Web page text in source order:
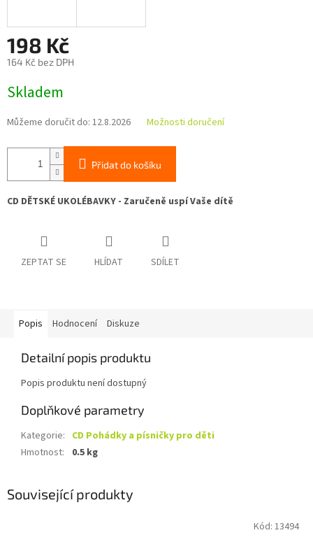
198 Kč
164 Kč bez DPH
cena:
Skladem
Můžeme doručit do: 12.8.2026 Možnosti doručení
Přidat do košíku
CD DĚTSKÉ UKOLÉBAVKY - Zaručeně uspí Vaše dítě
ZEPTAT SE HLÍDAT SDÍLET
Popis Hodnocení Diskuze
Detailní popis produktu
Popis produktu není dostupný
Doplňkové parametry
Kategorie: CD Pohádky a písničky pro děti
Hmotnost: 0.5 kg
Související produkty
Kód: 13494